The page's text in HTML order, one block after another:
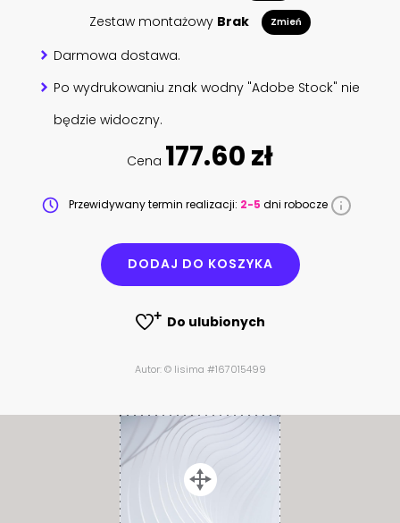
Zestaw montażowy Brak Zmień
Darmowa dostawa.
Po wydrukowaniu znak wodny "Adobe Stock" nie
będzie widoczny.
Cena 177.60 zł
Przewidywany termin realizacji: 2-5 dni robocze
DODAJ DO KOSZYKA
Do ulubionych
Autor: © lisima #167015499